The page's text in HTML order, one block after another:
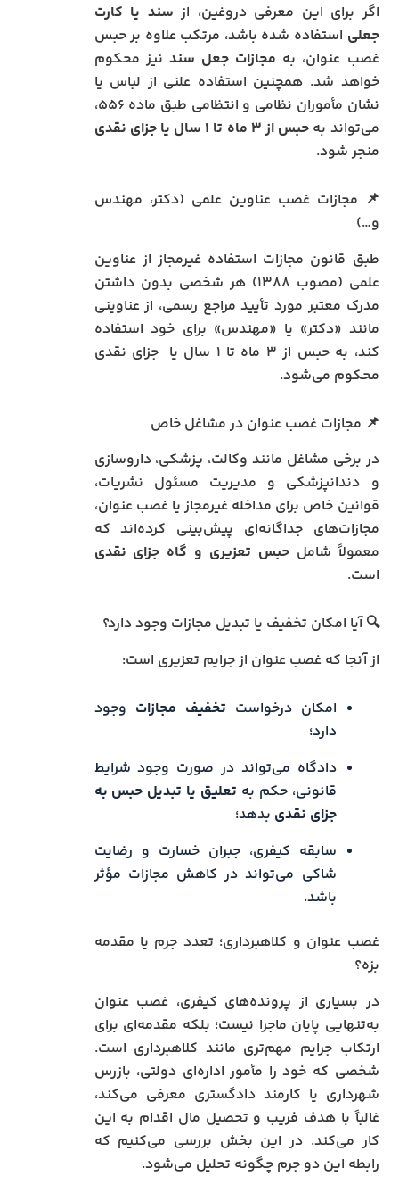
اگر برای این معرفی دروغین، از سند یا کارت
جعلی استفاده شده باشد، مرتکب علاوه بر حبس
غصب عنوان، به مجازات جعل سند نیز محکوم
خواهد شد. همچنین استفاده علنی از لباس یا
نشان مأموران نظامی و انتظامی طبق ماده ۵۵۶،
می‌تواند به حبس از ۳ ماه تا ۱ سال یا جزای نقدی
منجر شود.
📌 مجازات غصب عناوین علمی (دکتر، مهندس
و…)
طبق قانون مجازات استفاده غیرمجاز از عناوین
علمی (مصوب ۱۳۸۸) هر شخصی بدون داشتن
مدرک معتبر مورد تأیید مراجع رسمی، از عناوینی
مانند «دکتر» یا «مهندس» برای خود استفاده
کند، به حبس از ۳ ماه تا ۱ سال یا جزای نقدی
محکوم می‌شود.
📌 مجازات غصب عنوان در مشاغل خاص
در برخی مشاغل مانند وکالت، پزشکی، داروسازی
و دندانپزشکی و مدیریت مسئول نشریات،
قوانین خاص برای مداخله غیرمجاز یا غصب عنوان،
مجازات‌های جداگانه‌ای پیش‌بینی کرده‌اند که
معمولاً شاملحبس تعزیری و گاه جزای نقدی
است.
🔍 آیا امکان تخفیف یا تبدیل مجازات وجود دارد؟
از آنجا که غصب عنوان از جرایم تعزیری است:
امکان درخواست تخفیف مجازات وجود
دارد؛
دادگاه می‌تواند در صورت وجود شرایط
قانونی، حکم به تعلیق یا تبدیل حبس به
جزای نقدی بدهد؛
سابقه کیفری، جبران خسارت و رضایت
شاکی می‌تواند در کاهش مجازات مؤثر
باشد.
غصب عنوان و کلاهبرداری؛ تعدد جرم یا مقدمه
بزه؟
در بسیاری از پرونده‌های کیفری، غصب عنوان
به‌تنهایی پایان ماجرا نیست؛ بلکه مقدمه‌ای برای
ارتکاب جرایم مهم‌تری مانند کلاهبرداری است.
شخصی که خود را مأمور اداره‌ای دولتی، بازرس
شهرداری یا کارمند دادگستری معرفی می‌کند،
غالباً با هدف فریب و تحصیل مال اقدام به این
کار می‌کند. در این بخش بررسی می‌کنیم که
رابطه این دو جرم چگونه تحلیل می‌شود.